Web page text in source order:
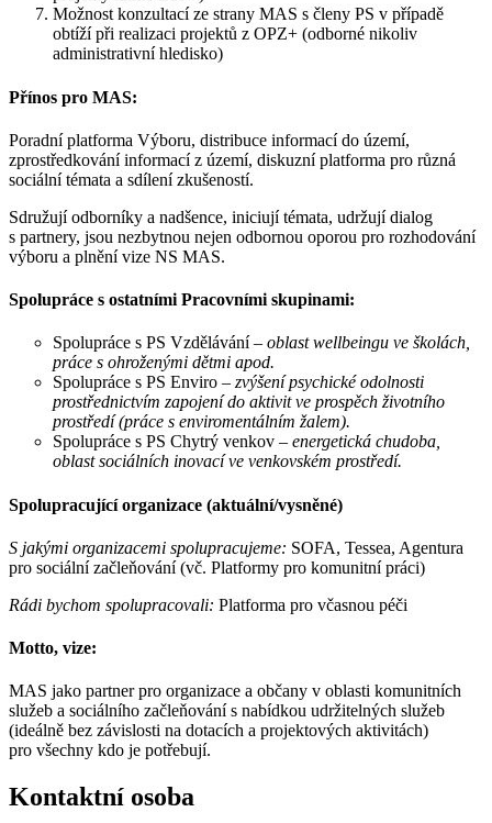
Možnost konzultací ze strany MAS s členy PS v případě
obtíží při realizaci projektů z OPZ+ (odborné nikoliv
administrativní hledisko)
Přínos pro MAS:
Poradní platforma Výboru, distribuce informací do území,
zprostředkování informací z území, diskuzní platforma pro různá
sociální témata a sdílení zkušeností.
Sdružují odborníky a nadšence, iniciují témata, udržují dialog
s partnery, jsou nezbytnou nejen odbornou oporou pro rozhodování
výboru a plnění vize NS MAS.
Spolupráce s ostatními Pracovními skupinami:
Spolupráce s PS Vzdělávání – oblast wellbeingu ve školách,
práce s ohroženými dětmi apod.
Spolupráce s PS Enviro – zvýšení psychické odolnosti
prostřednictvím zapojení do aktivit ve prospěch životního
prostředí (práce s enviromentálním žalem).
Spolupráce s PS Chytrý venkov – energetická chudoba,
oblast sociálních inovací ve venkovském prostředí.
Spolupracující organizace (aktuální/vysněné)
S jakými organizacemi spolupracujeme: SOFA, Tessea, Agentura
pro sociální začleňování (vč. Platformy pro komunitní práci)
Rádi bychom spolupracovali: Platforma pro včasnou péči
Motto, vize:
MAS jako partner pro organizace a občany v oblasti komunitních
služeb a sociálního začleňování s nabídkou udržitelných služeb
(ideálně bez závislosti na dotacích a projektových aktivitách)
pro všechny kdo je potřebují.
Kontaktní osoba